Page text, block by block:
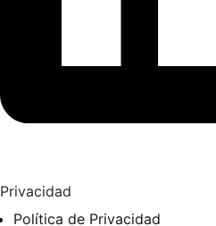
Privacidad
Política de Privacidad